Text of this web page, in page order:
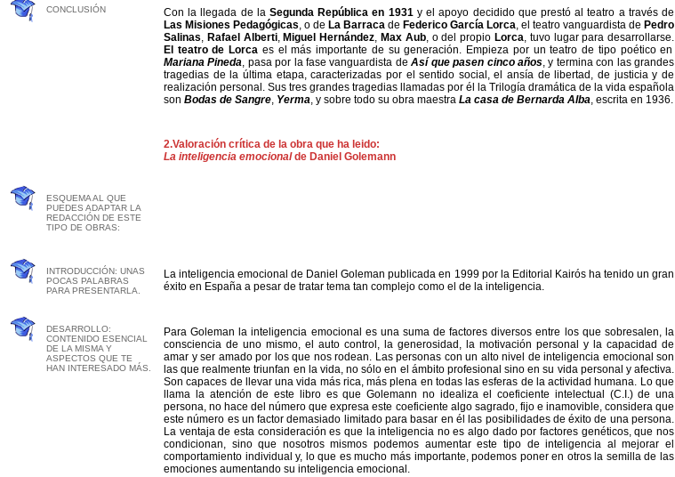
CONCLUSIÓN Con la llegada de laSegunda República en 1931y el apoyo decidido que prestó al teatro a través de
Las Misiones Pedagógicas, o de La Barraca de Federico García Lorca, el teatro vanguardista de Pedro
Salinas, Rafael Alberti, Miguel Hernández, Max Aub, o del propio Lorca, tuvo lugar para desarrollarse.
El teatro de Lorca es el más importante de su generación. Empieza por un teatro de tipo poético en
Mariana Pineda, pasa por la fase vanguardista deAsí que pasen cinco años, y termina con las grandes
tragedias de la última etapa, caracterizadas por el sentido social, el ansía de libertad, de justicia y de
realización personal. Sus tres grandes tragedias llamadas por él la Trilogía dramática de la vida española
son Bodas de Sangre, Yerma, y sobre todo su obra maestra La casa de Bernarda Alba, escrita en 1936.
2.Valoración crítica de la obra que ha leido:
La inteligencia emocionalde Daniel Golemann
ESQUEMA AL QUE
PUEDES ADAPTAR LA
REDACCIÓN DE ESTE
TIPO DE OBRAS:
INTRODUCCIÓN: UNAS
POCAS PALABRAS
PARA PRESENTARLA.
La inteligencia emocional de Daniel Goleman publicada en 1999 por la Editorial Kairós ha tenido un gran
éxito en España a pesar de tratar tema tan complejo como el de la inteligencia.
DESARROLLO:
CONTENIDO ESENCIAL
DE LA MISMA Y
ASPECTOS QUE TE
HAN INTERESADO MÁS.
Para Goleman la inteligencia emocional es una suma de factores diversos entre los que sobresalen, la
consciencia de uno mismo, el auto control, la generosidad, la motivación personal y la capacidad de
amar y ser amado por los que nos rodean. Las personas con un alto nivel de inteligencia emocional son
las que realmente triunfan en la vida, no sólo en el ámbito profesional sino en su vida personal y afectiva.
Son capaces de llevar una vida más rica, más plena en todas las esferas de la actividad humana. Lo que
llama la atención de este libro es que Golemann no idealiza el coeficiente intelectual (C.I.) de una
persona, no hace del número que expresa este coeficiente algo sagrado, fijo e inamovible, considera que
este número es un factor demasiado limitado para basar en él las posibilidades de éxito de una persona.
La ventaja de esta consideración es que la inteligencia no es algo dado por factores genéticos, que nos
condicionan, sino que nosotros mismos podemos aumentar este tipo de inteligencia al mejorar el
comportamiento individual y, lo que es mucho más importante, podemos poner en otros la semilla de las
emociones aumentando su inteligencia emocional.